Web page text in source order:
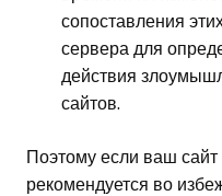
сопоставления
сервера для
действия
сайтов.
Поэтому если ваш сайт
рекомендуется во